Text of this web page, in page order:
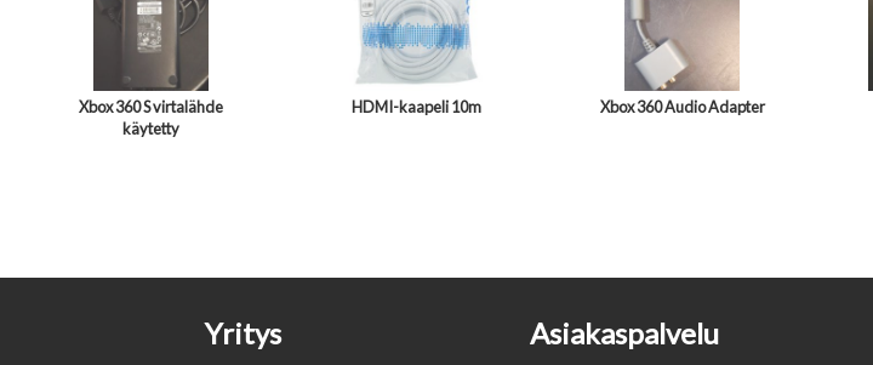
Xbox 360 S virtalähde
käytetty
HDMI-kaapeli 10m Xbox 360 Audio Adapter
Yritys Asiakaspalvelu